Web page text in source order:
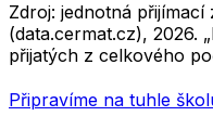
Zdroj: jednotná přijímací
(data.cermat.cz), 2026.
přijatých z celkového
Připravíme na tuhle